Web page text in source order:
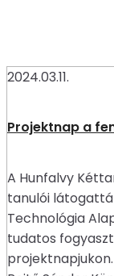
2024.03.11.
Projektnap a
A Hunfalvy
tanulói
Technológia
tudatos